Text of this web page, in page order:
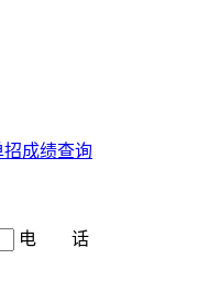
成绩查询
电 话